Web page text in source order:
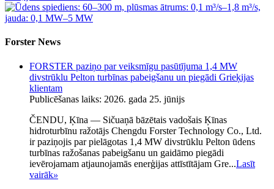
Forster News
FORSTER paziņo par veiksmīgu pasūtījuma 1,4 MW
divstrūklu Pelton turbīnas pabeigšanu un piegādi Grieķijas
klientam
Publicēšanas laiks: 2026. gada 25. jūnijs
ČENDU, Ķīna — Sičuaņā bāzētais vadošais Ķīnas
hidroturbīnu ražotājs Chengdu Forster Technology Co., Ltd.
ir paziņojis par pielāgotas 1,4 MW divstrūklu Pelton ūdens
turbīnas ražošanas pabeigšanu un gaidāmo piegādi
ievērojamam atjaunojamās enerģijas attīstītājam Gre...Lasīt
vairāk»